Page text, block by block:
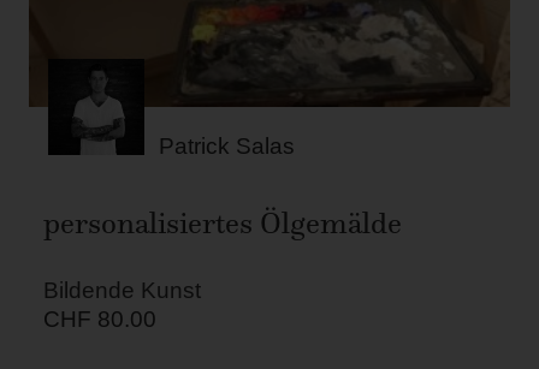
Patrick Salas
personalisiertes Ölgemälde
Bildende Kunst
CHF 80.00